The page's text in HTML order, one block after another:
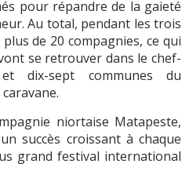
pour répandre de la gaieté
Au total, pendant les trois
de 20 compagnies, ce qui
se retrouver dans le chef-
dix-sept communes du
niortaise Matapeste,
succès croissant à chaque
grand festival international